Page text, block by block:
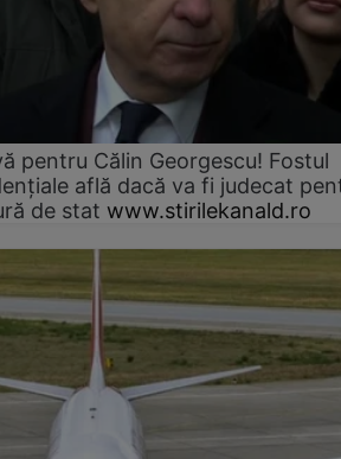
pentru Călin Georgescu! Fostul
află dacă va fi judecat
de stat www.stirilekanald.ro